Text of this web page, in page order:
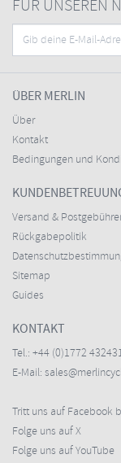
FÜR UNSEREN
ÜBER MERLIN
Über
Kontakt
Bedingungen und
Versand &
Rückgabepolitik
Sitemap
Guides
KONTAKT
Tel.: +44 (0)1772
E-Mail:
Tritt uns auf Facebook
Folge uns auf X
Folge uns auf YouTube